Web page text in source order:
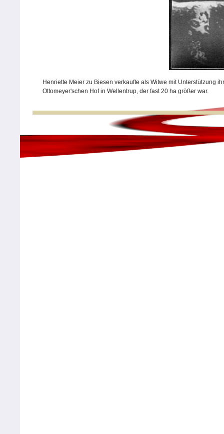
Henriette Meier zu Biesen verkaufte als Witwe mit Unterstützung
Ottomeyer'schen Hof in Wellentrup, der fast 20 ha größer war.